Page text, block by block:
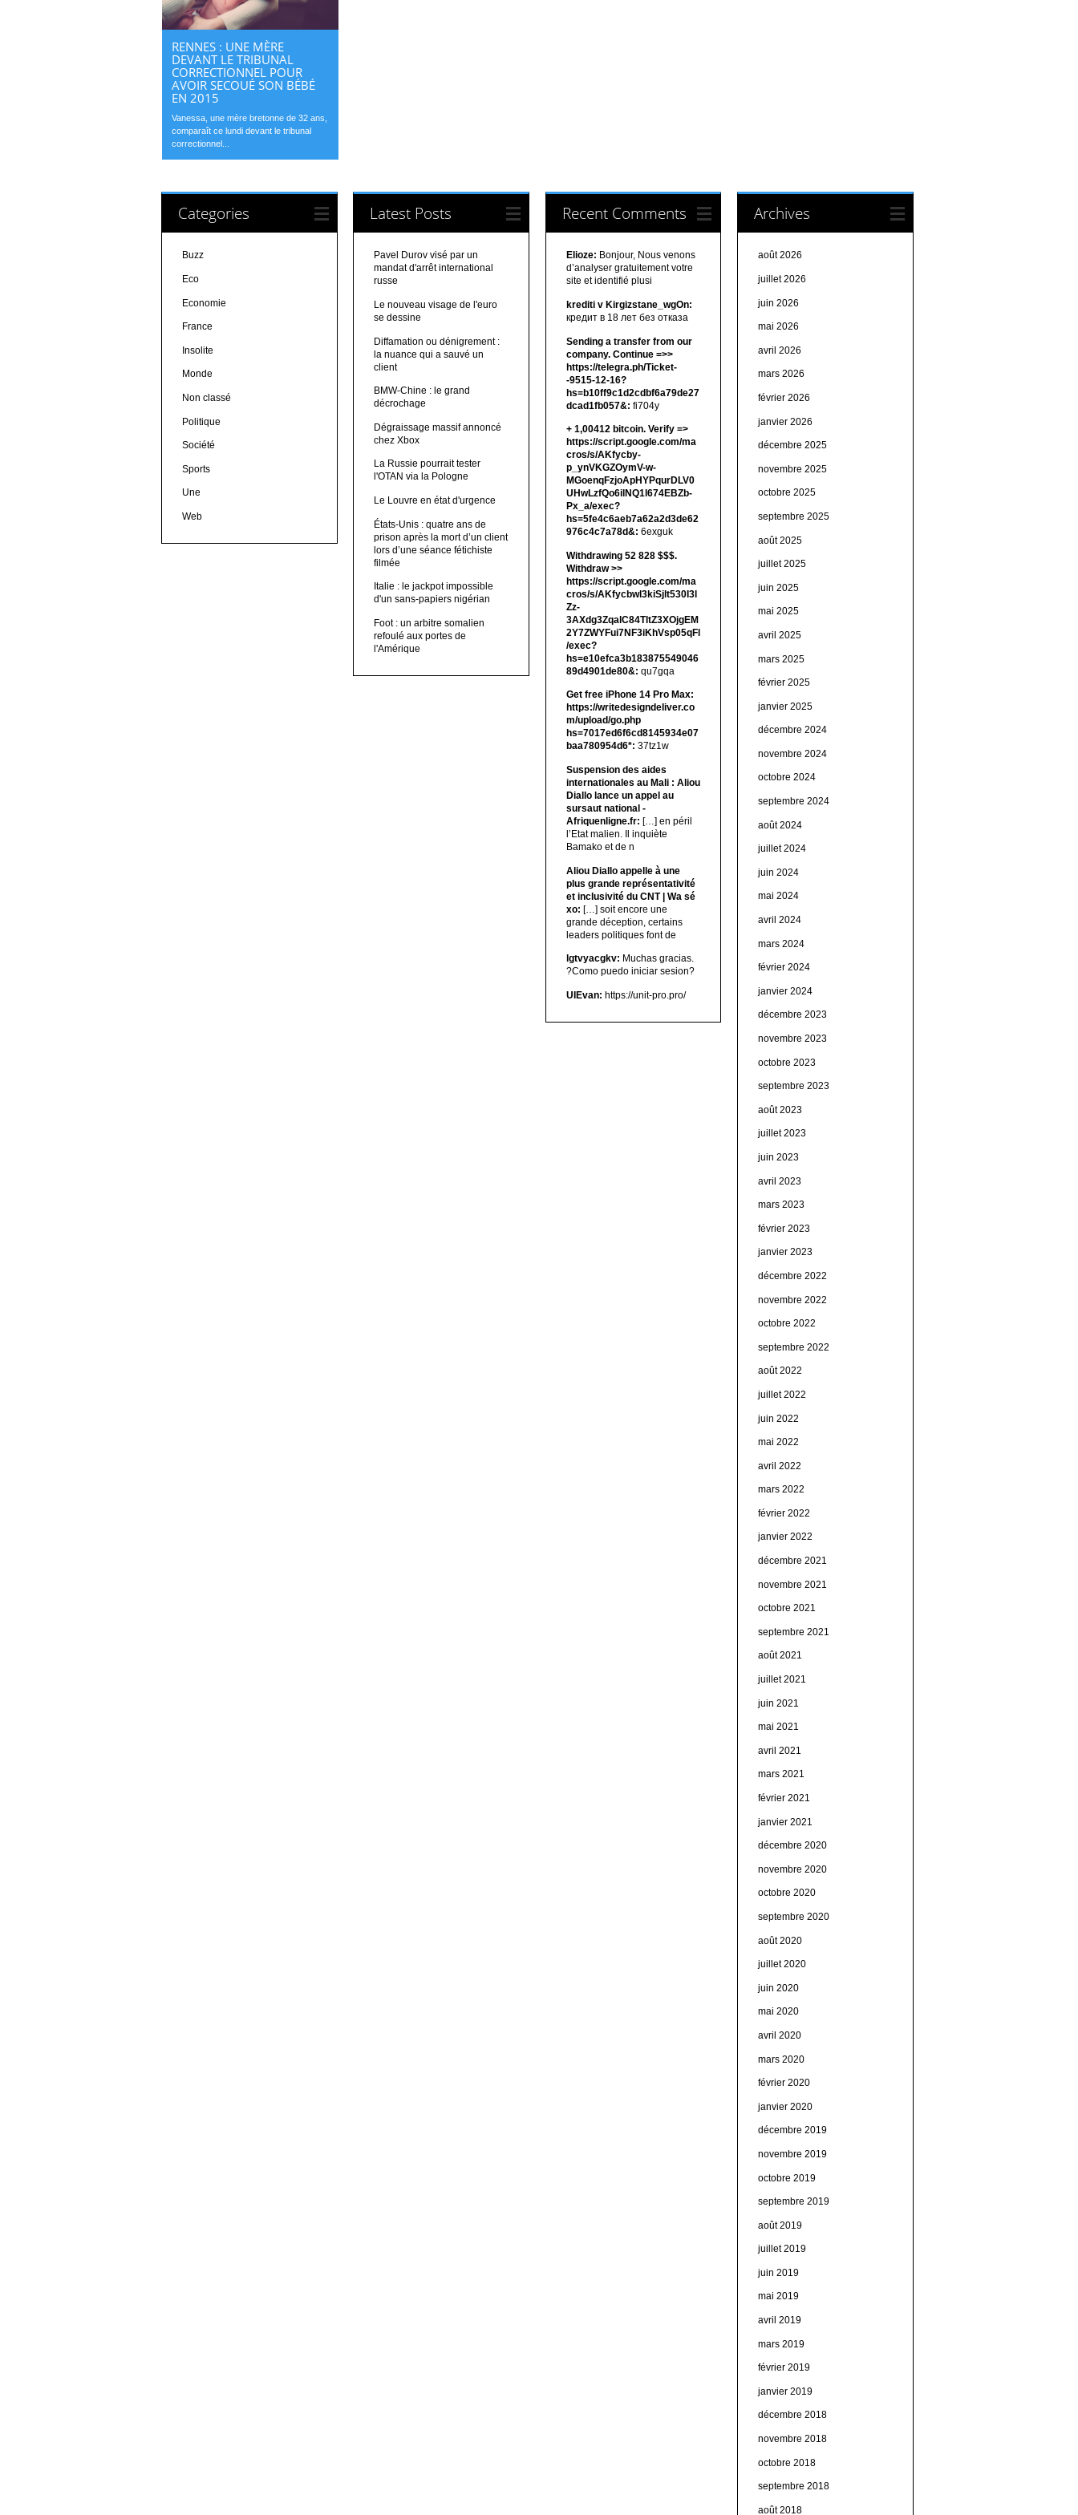
RENNES : UNE MÈRE
DEVANT LE TRIBUNAL
CORRECTIONNEL POUR
AVOIR SECOUÉ SON BÉBÉ
EN 2015
Vanessa, une mère bretonne de 32 ans,
comparaît ce lundi devant le tribunal
correctionnel...
Categories
Buzz
Eco
Economie
France
Insolite
Monde
Non classé
Politique
Société
Sports
Une
Web
Latest Posts
Pavel Durov visé par un
mandat d'arrêt international
russe
Le nouveau visage de l'euro
se dessine
Diffamation ou dénigrement :
la nuance qui a sauvé un
client
BMW-Chine : le grand
décrochage
Dégraissage massif annoncé
chez Xbox
La Russie pourrait tester
l'OTAN via la Pologne
Le Louvre en état d'urgence
États-Unis : quatre ans de
prison après la mort d’un client
lors d’une séance fétichiste
filmée
Italie : le jackpot impossible
d'un sans-papiers nigérian
Foot : un arbitre somalien
refoulé aux portes de
l'Amérique
Recent Comments
Elioze: Bonjour, Nous venons
d’analyser gratuitement votre
site et identifié plusi
krediti v Kirgizstane_wgOn:
кредит в 18 лет без отказа
Sending a transfer from our
company. Continue =>>
https://telegra.ph/Ticket-
-9515-12-16?
hs=b10ff9c1d2cdbf6a79de27
dcad1fb057&: fi704y
+ 1,00412 bitсоin. Verify =>
https://script.google.com/ma
cros/s/AKfycby-
p_ynVKGZOymV-w-
MGoenqFzjoApHYPqurDLV0
UHwLzfQo6ilNQ1l674EBZb-
Px_a/exec?
hs=5fe4c6aeb7a62a2d3de62
976c4c7a78d&: 6exguk
Withdrawing 52 828 $$$.
Withdrаw >>
https://script.google.com/ma
cros/s/AKfycbwl3kiSjlt530I3l
Zz-
3AXdg3ZqalC84TltZ3XOjgEM
2Y7ZWYFui7NF3iKhVsp05qFl
/exec?
hs=e10efca3b183875549046
89d4901de80&: qu7gqa
Get free iPhone 14 Pro Max:
https://writedesigndeliver.co
m/upload/go.php
hs=7017ed6f6cd8145934e07
baa780954d6*: 37tz1w
Suspension des aides
internationales au Mali : Aliou
Diallo lance un appel au
sursaut national -
Afriquenligne.fr: […] en péril
l’Etat malien. Il inquiète
Bamako et de n
Aliou Diallo appelle à une
plus grande représentativité
et inclusivité du CNT | Wa sé
xo: […] soit encore une
grande déception, certains
leaders politiques font de
lgtvyacgkv: Muchas gracias.
?Como puedo iniciar sesion?
UIEvan: https://unit-pro.pro/
Archives
août 2026
juillet 2026
juin 2026
mai 2026
avril 2026
mars 2026
février 2026
janvier 2026
décembre 2025
novembre 2025
octobre 2025
septembre 2025
août 2025
juillet 2025
juin 2025
mai 2025
avril 2025
mars 2025
février 2025
janvier 2025
décembre 2024
novembre 2024
octobre 2024
septembre 2024
août 2024
juillet 2024
juin 2024
mai 2024
avril 2024
mars 2024
février 2024
janvier 2024
décembre 2023
novembre 2023
octobre 2023
septembre 2023
août 2023
juillet 2023
juin 2023
avril 2023
mars 2023
février 2023
janvier 2023
décembre 2022
novembre 2022
octobre 2022
septembre 2022
août 2022
juillet 2022
juin 2022
mai 2022
avril 2022
mars 2022
février 2022
janvier 2022
décembre 2021
novembre 2021
octobre 2021
septembre 2021
août 2021
juillet 2021
juin 2021
mai 2021
avril 2021
mars 2021
février 2021
janvier 2021
décembre 2020
novembre 2020
octobre 2020
septembre 2020
août 2020
juillet 2020
juin 2020
mai 2020
avril 2020
mars 2020
février 2020
janvier 2020
décembre 2019
novembre 2019
octobre 2019
septembre 2019
août 2019
juillet 2019
juin 2019
mai 2019
avril 2019
mars 2019
février 2019
janvier 2019
décembre 2018
novembre 2018
octobre 2018
septembre 2018
août 2018